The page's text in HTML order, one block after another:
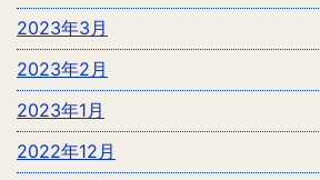
2023年3月
2023年2月
2023年1月
2022年12月